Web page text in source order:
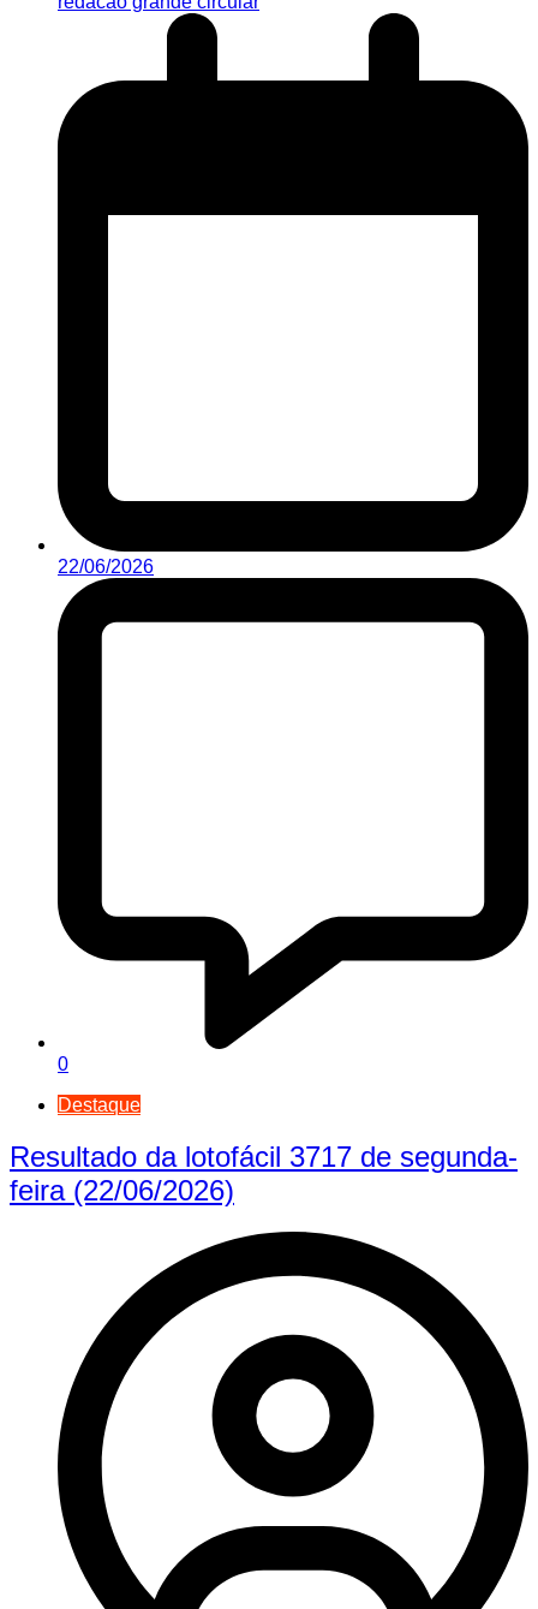
22/06/2026
0
Destaque
Resultado da lotofácil 3717 de segunda-
feira (22/06/2026)